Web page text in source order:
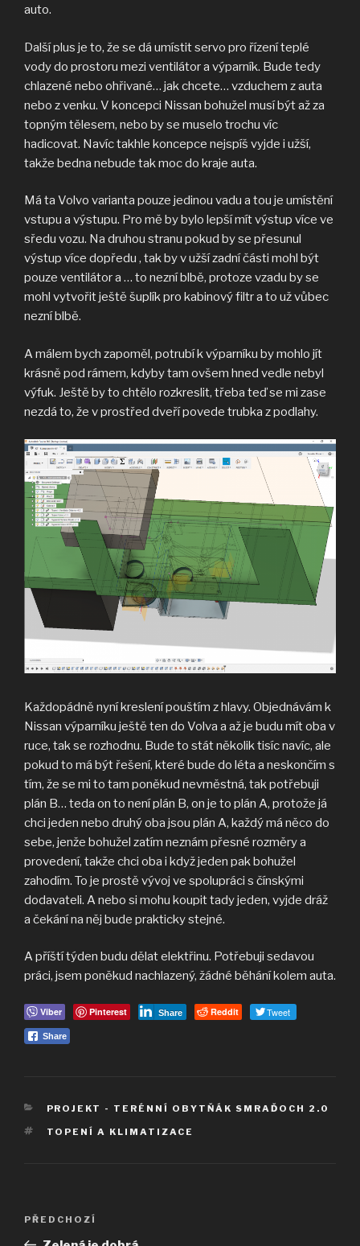
auto.
Další plus je to, že se dá umístit servo pro řízení teplé
vody do prostoru mezi ventilátor a výparník. Bude tedy
chlazené nebo ohřivané… jak chcete… vzduchem z auta
nebo z venku. V koncepci Nissan bohužel musí být až za
topným tělesem, nebo by se muselo trochu víc
hadicovat. Navíc takhle koncepce nejspíš vyjde i užší,
takže bedna nebude tak moc do kraje auta.
Má ta Volvo varianta pouze jedinou vadu a tou je umístění
vstupu a výstupu. Pro mě by bylo lepší mít výstup více ve
sředu vozu. Na druhou stranu pokud by se přesunul
výstup více dopředu , tak by v užší zadní části mohl být
pouze ventilátor a … to nezní blbě, protoze vzadu by se
mohl vytvořit ještě šuplík pro kabinový filtr a to už vůbec
nezní blbě.
A málem bych zapoměl, potrubí k výparníku by mohlo jít
krásně pod rámem, kdyby tam ovšem hned vedle nebyl
výfuk. Ještě by to chtělo rozkreslit, třeba teď se mi zase
nezdá to, že v prostřed dveří povede trubka z podlahy.
Každopádně nyní kreslení pouštím z hlavy. Objednávám k
Nissan výparníku ještě ten do Volva a až je budu mít oba v
ruce, tak se rozhodnu. Bude to stát několik tisíc navíc, ale
pokud to má být řešení, které bude do léta a neskončím s
tím, že se mi to tam poněkud nevměstná, tak potřebuji
plán B… teda on to není plán B, on je to plán A, protože já
chci jeden nebo druhý oba jsou plán A, každý má něco do
sebe, jenže bohužel zatím neznám přesné rozměry a
provedení, takže chci oba i když jeden pak bohužel
zahodím. To je prostě vývoj ve spolupráci s čínskými
dodavateli. A nebo si mohu koupit tady jeden, vyjde dráž
a čekání na něj bude prakticky stejné.
A příští týden budu dělat elektřinu. Potřebuji sedavou
práci, jsem poněkud nachlazený, žádné běhání kolem auta.
Viber Pinterest Share Reddit Tweet
Share
RUBRIKY
PROJEKT - TERÉNNÍ OBYTŇÁK SMRAĎOCH 2.0
ŠTÍTKY
TOPENÍ A KLIMATIZACE
Navigace
Předchozí
příspěvek
PŘEDCHOZÍ